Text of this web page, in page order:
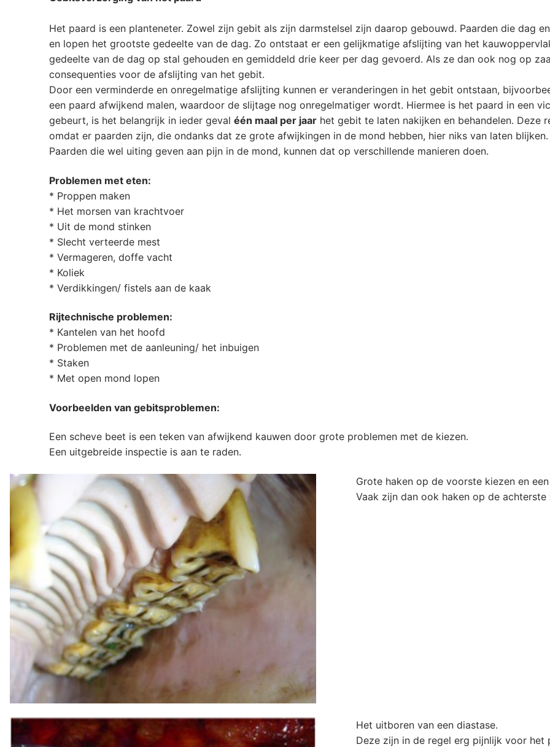
Het paard is een planteneter. Zowel zijn gebit als zijn darmstelsel zijn daarop gebouwd. Paarden die dag
en lopen het grootste gedeelte van de dag. Zo ontstaat er een gelijkmatige afslijting van het
gedeelte van de dag op stal gehouden en gemiddeld drie keer per dag gevoerd. Als ze dan ook nog op
consequenties voor de afslijting van het gebit.
Door een verminderde en onregelmatige afslijting kunnen er veranderingen in het gebit ontstaan,
een paard afwijkend malen, waardoor de slijtage nog onregelmatiger wordt. Hiermee is het paard in een
gebeurt, is het belangrijk in ieder geval één maal per jaar het gebit te laten nakijken en behandelen. Deze
omdat er paarden zijn, die ondanks dat ze grote afwijkingen in de mond hebben, hier niks van laten blijken.
Paarden die wel uiting geven aan pijn in de mond, kunnen dat op verschillende manieren doen.
Problemen met eten:
* Proppen maken
* Het morsen van krachtvoer
* Uit de mond stinken
* Slecht verteerde mest
* Vermageren, doffe vacht
* Koliek
* Verdikkingen/ fistels aan de kaak
Rijtechnische problemen:
* Kantelen van het hoofd
* Problemen met de aanleuning/ het inbuigen
* Staken
* Met open mond lopen
Voorbeelden van gebitsproblemen:
Een scheve beet is een teken van afwijkend kauwen door grote problemen met de kiezen.
Een uitgebreide inspectie is aan te raden.
Grote haken op de voorste kiezen en
Vaak zijn dan ook haken op de achterste
Het uitboren van een diastase.
Deze zijn in de regel erg pijnlijk voor het